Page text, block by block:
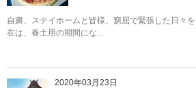
自粛、ステイホームと皆様、窮屈で緊張した日々
在は、春土用の期間にな...
2020年03月23日